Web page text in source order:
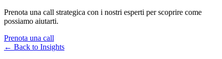
Prenota una call strategica con i nostri esperti per scoprire come
possiamo aiutarti.
Prenota una call
← Back to Insights